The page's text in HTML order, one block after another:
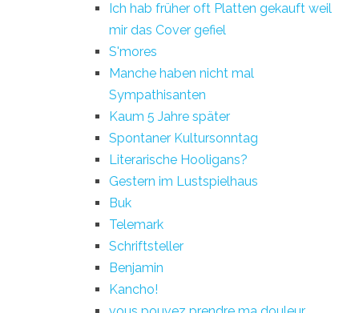
Ich hab früher oft Platten gekauft weil
mir das Cover gefiel
S'mores
Manche haben nicht mal
Sympathisanten
Kaum 5 Jahre später
Spontaner Kultursonntag
Literarische Hooligans?
Gestern im Lustspielhaus
Buk
Telemark
Schriftsteller
Benjamin
Kancho!